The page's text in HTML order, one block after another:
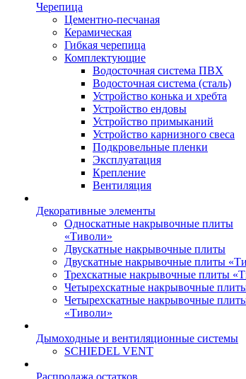
Черепица
Цементно-песчаная
Керамическая
Гибкая черепица
Комплектующие
Водосточная система ПВХ
Водосточная система (сталь)
Устройство конька и хребта
Устройство ендовы
Устройство примыканий
Устройство карнизного свеса
Подкровельные пленки
Эксплуатация
Крепление
Вентиляция
Декоративные элементы
Односкатные накрывочные плиты
«Тиволи»
Двускатные накрывочные плиты
Двускатные накрывочные плиты
Трехскатные накрывочные плиты
Четырехскатные накрывочные
Четырехскатные накрывочные
«Тиволи»
Дымоходные и вентиляционные системы
SCHIEDEL VENT
Распродажа остатков